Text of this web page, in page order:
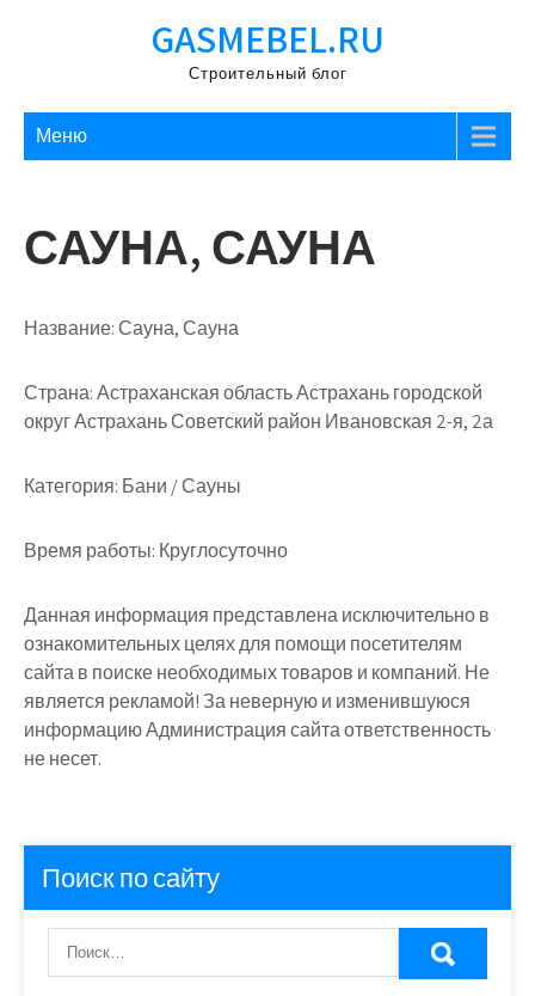
GASMEBEL.RU
Строительный блог
Меню
САУНА, САУНА
Название:Сауна, Сауна
Страна:Астраханская область Астрахань городской
округ Астрахань Советский район Ивановская 2-я, 2а
Категория: Бани / Сауны
Время работы: Круглосуточно
Данная информация представлена исключительно в
ознакомительных целях для помощи посетителям
сайта в поиске необходимых товаров и компаний. Не
является рекламой! За неверную и изменившуюся
информацию Администрация сайта ответственность
не несет.
Поиск по сайту